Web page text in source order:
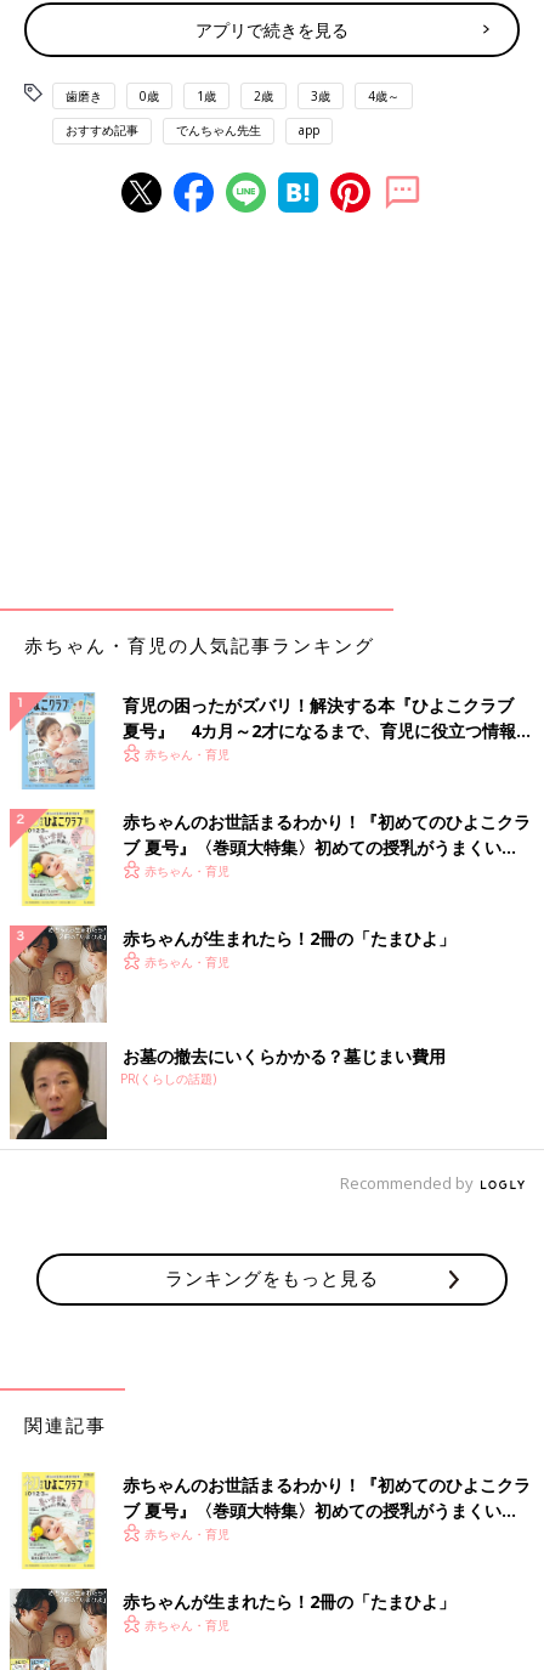
聞く耳を持ってくれない子ども。「まだ遊びた
い」「もうちょっとだけ」という要求に困って
ゃん先生のInstagramでも人気のコンテンツ
「ベビーシッターが声かけしてみたシリーズ」
から、子どもが時間通りに行動できるようにな
「年齢別×魔法の声かけ」で仕上げ磨きがぐっと楽
しくなる！
自身のInstagramでユニークな声かけを披露しているでんちゃん
やること」だとでんちゃん先生。まだ言葉を理解できない小さな
などの「オノマトペ」が効果的です。
でんちゃん先生の実践例はこちら！ 仕上げ磨きを嫌がる子にベ
ビーシッターが声をかけてみた
親として控えたい「仕上げ磨きを嫌がる子」に対す
る言動
毎日の歯磨きは、子どもの歯を守るために必要なことです。「虫
歯になったら困るでしょ？」と、無理やり仕上げ磨きをしたこと
のあるパパやママもいるのではないでしょうか。
「無理やり仕上げ磨きをするのは、子どもの歯のことを考えた優
しい行動なので悪いことではないと思います。でも、歯を磨いて
の声かけは避けてほしいです。他の日にお菓子をあげたら嘘にな
ってしまうので、大人の言葉を信用してもらえなくなってしまい
ます」（でんちゃん先生）。
虫歯になってすごく痛かったんだ」など、実体験を話すと効果
でんちゃん先生のご家庭で実践する「歯磨きのルー
「子どもを笑顔にすること」をモットーに、子育ての困ったを解
決してきたでんちゃん先生は、ご家庭で歯磨きをするときに気を
「歯を磨くタイミングは、子どもたちに決めてもらっています。
大人でも、誰かにスケジュールを細かく管理されたら窮屈に感じ
ますよね。子どもも同じです。歯磨きのタイミングは、お風呂の
前や後、絵本の前、寝る前など、子ども自身に決めてもらいまし
ょう。小さい子どもの場合は、歯磨きのタイミングを2択にして
選んでもらうのもいいですね！ 自分で決めたことは守れること
が多いですよ」（でんちゃん先生）。
アプリで続きを見る
歯磨き 0歳 1歳 2歳 3歳 4歳～
おすすめ記事 でんちゃん先生 app
赤ちゃん・育児の人気記事ランキング
育児の困ったがズバリ！解決する本『ひよこクラブ
夏号』 4カ月～2才になるまで、育児に役立つ情報が
いっぱい！
赤ちゃん・育児
赤ちゃんのお世話まるわかり！『初めてのひよこクラ
ブ 夏号』〈巻頭大特集〉初めての授乳がうまくい
く！ おっぱい・ミルクの基本と夏のトラブル 解決テ
赤ちゃん・育児
赤ちゃんが生まれたら！2冊の「たまひよ」
赤ちゃん・育児
お墓の撤去にいくらかかる？墓じまい費用
PR(くらしの話題)
Recommended by
ランキングをもっと見る
関連記事
赤ちゃんのお世話まるわかり！『初めてのひよこクラ
ブ 夏号』〈巻頭大特集〉初めての授乳がうまくい
く！ おっぱい・ミルクの基本と夏のトラブル 解決テ
赤ちゃん・育児
赤ちゃんが生まれたら！2冊の「たまひよ」
赤ちゃん・育児